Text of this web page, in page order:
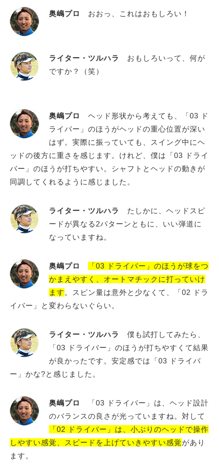
奥嶋プロ おおっ、これはおもしろい！
ライター・ツルハラ
おもしろいって、何が
ですか？（笑）
奥嶋プロ
ヘッド形状から考えても、「03 ド
ライバー」のほうがヘッドの重心位置が深い
はず。実際に振っていても、スイング中にヘ
ッドの後方に重さを感じます。けれど、僕は「03 ドライ
バー」のほうが打ちやすい。シャフトとヘッドの動きが
同調してくれるように感じました。
ライター・ツルハラ
たしかに、ヘッドスピ
ードが異なる2パターンともに、いい弾道に
なっていますね。
奥嶋プロ
「03 ドライバー」のほうが球をつ
かまえやすく、オートマチックに打っていけ
ます 。スピン量は意外と少なくて、「02 ドラ
イバー」と変わらないぐらい。
ライター・ツルハラ
僕も試打してみたら、
「03 ドライバー」のほうが打ちやすくて結果
が良かったです。安定感では「03 ドライバ
ー」かな?と感じました。
奥嶋プロ
「03 ドライバー」は、ヘッド設計
のバランスの良さが光っていますね。対して
「02 ドライバー」は、小ぶりのヘッドで操作
しやすい感覚、スピードを上げていきやすい感覚があり
ます。